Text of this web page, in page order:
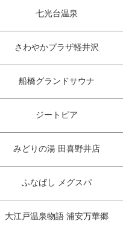
七光台温泉
さわやかプラザ軽井沢
船橋グランドサウナ
ジートピア
みどりの湯 田喜野井店
ふなばし メグスパ
大江戸温泉物語 浦安万華郷